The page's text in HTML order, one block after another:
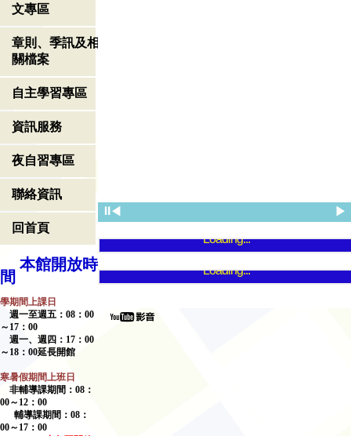
文專區
章則、季訊及相
關檔案
自主學習專區
資訊服務
夜自習專區
聯絡資訊
回首頁
本館開放時
間
學期間上課日
週一至週五： 08 ： 00
～ 17 ： 00
週一、週四： 17 ： 00
～ 18 ： 00延長開館
寒暑假期間上班日
非輔導課期間： 08 ：
00～ 12 ： 00
輔導課期間： 08 ：
00～17：00
⏸◀ ▶
Loading...
Loading...